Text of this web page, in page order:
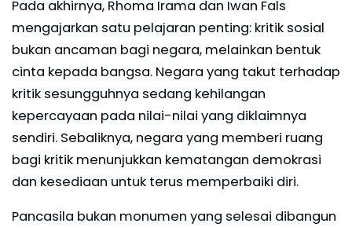
Pada akhirnya, Rhoma Irama dan Iwan Fals
mengajarkan satu pelajaran penting: kritik sosial
bukan ancaman bagi negara, melainkan bentuk
cinta kepada bangsa. Negara yang takut terhadap
kritik sesungguhnya sedang kehilangan
kepercayaan pada nilai-nilai yang diklaimnya
sendiri. Sebaliknya, negara yang memberi ruang
bagi kritik menunjukkan kematangan demokrasi
dan kesediaan untuk terus memperbaiki diri.
Pancasila bukan monumen yang selesai dibangun